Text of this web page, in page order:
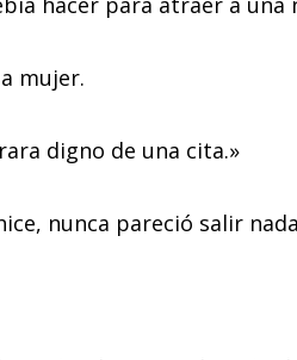
mujer.
digno de una cita.»
nunca pareció salir